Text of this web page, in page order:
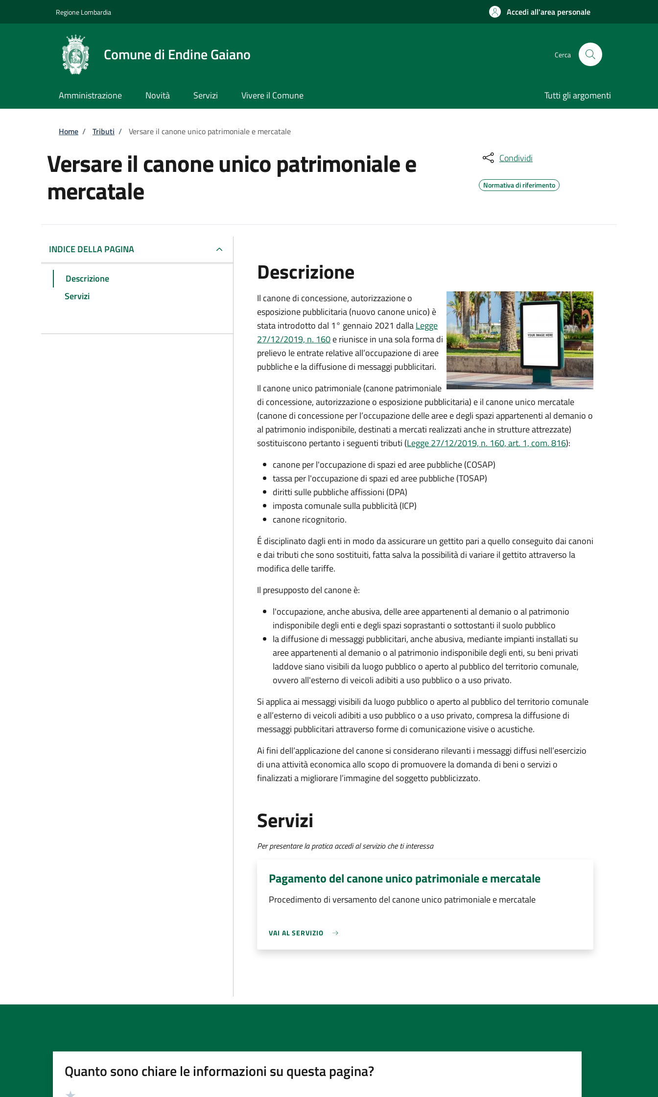
Regione Lombardia Accedi all'area personale
Comune di Endine Gaiano Cerca
Amministrazione Novità Servizi Vivere il Comune Tutti gli argomenti
Briciole di pane
Home / Tributi / Versare il canone unico patrimoniale e mercatale
Versare il canone unico patrimoniale e
mercatale
Condividi
Normativa di riferimento
INDICE DELLA PAGINA
Descrizione
Servizi
Descrizione
Il canone di concessione, autorizzazione o
esposizione pubblicitaria (nuovo canone unico) è
stata introdotto dal 1° gennaio 2021 dallaLegge
27/12/2019, n. 160e riunisce in una sola forma di
prelievo le entrate relative all’occupazione di aree
pubbliche e la diffusione di messaggi pubblicitari.
Il canone unico patrimoniale (canone patrimoniale
di concessione, autorizzazione o esposizione pubblicitaria) e il canone unico mercatale
(canone di concessione per l’occupazione delle aree e degli spazi appartenenti al demanio o
al patrimonio indisponibile, destinati a mercati realizzati anche in strutture attrezzate)
sostituiscono pertanto i seguenti tributi (Legge 27/12/2019, n. 160, art. 1, com. 816):
canone per l'occupazione di spazi ed aree pubbliche (COSAP)
tassa per l'occupazione di spazi ed aree pubbliche (TOSAP)
diritti sulle pubbliche affissioni (DPA)
imposta comunale sulla pubblicità (ICP)
canone ricognitorio.
É disciplinato dagli enti in modo da assicurare un gettito pari a quello conseguito dai canoni
e dai tributi che sono sostituiti, fatta salva la possibilità di variare il gettito attraverso la
modifica delle tariffe.
Il presupposto del canone è:
l'occupazione, anche abusiva, delle aree appartenenti al demanio o al patrimonio
indisponibile degli enti e degli spazi soprastanti o sottostanti il suolo pubblico
la diffusione di messaggi pubblicitari, anche abusiva, mediante impianti installati su
aree appartenenti al demanio o al patrimonio indisponibile degli enti, su beni privati
laddove siano visibili da luogo pubblico o aperto al pubblico del territorio comunale,
ovvero all'esterno di veicoli adibiti a uso pubblico o a uso privato.
Si applica ai messaggi visibili da luogo pubblico o aperto al pubblico del territorio comunale
e all’esterno di veicoli adibiti a uso pubblico o a uso privato, compresa la diffusione di
messaggi pubblicitari attraverso forme di comunicazione visive o acustiche.
Ai fini dell’applicazione del canone si considerano rilevanti i messaggi diffusi nell’esercizio
di una attività economica allo scopo di promuovere la domanda di beni o servizi o
finalizzati a migliorare l’immagine del soggetto pubblicizzato.
Servizi
Per presentare la pratica accedi al servizio che ti interessa
Pagamento del canone unico patrimoniale e mercatale
Procedimento di versamento del canone unico patrimoniale e mercatale
VAI AL SERVIZIO
Quanto sono chiare le informazioni su questa pagina?
Valutazione